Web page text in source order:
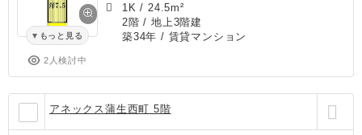
もっと見る
2人検討中
1K / 24.5m²
2階 / 地上3階建
築34年 / 賃貸マンション
アネックス蒲生西町 5階